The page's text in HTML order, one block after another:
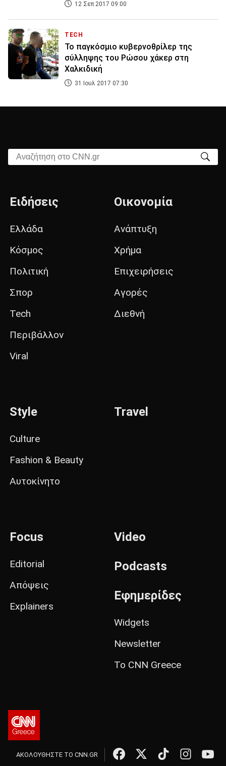
12 Σεπ 2017 09:00
TECH
Το παγκόσμιο κυβερνοθρίλερ της
σύλληψης του Ρώσου χάκερ στη
Χαλκιδική
31 Ιουλ 2017 07:30
Αναζήτηση στο CNN.gr
Ειδήσεις
Ελλάδα
Κόσμος
Πολιτική
Σπορ
Tech
Περιβάλλον
Viral
Οικονομία
Ανάπτυξη
Χρήμα
Επιχειρήσεις
Αγορές
Διεθνή
Style
Culture
Fashion & Beauty
Αυτοκίνητο
Travel
Focus
Editorial
Απόψεις
Explainers
Video
Podcasts
Εφημερίδες
Widgets
Newsletter
Το CNN Greece
ΑΚΟΛΟΥΘΗΣΤΕ ΤΟ CNN.GR